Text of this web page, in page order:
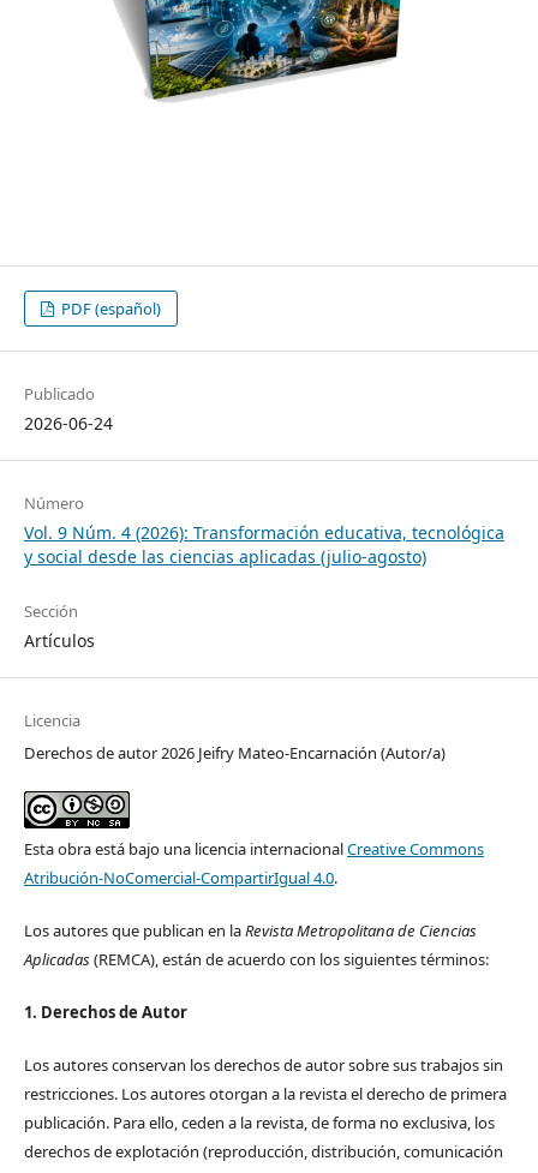
PDF (español)
Publicado
2026-06-24
Número
Vol. 9 Núm. 4 (2026): Transformación educativa, tecnológica
y social desde las ciencias aplicadas (julio-agosto)
Sección
Artículos
Licencia
Derechos de autor 2026 Jeifry Mateo-Encarnación (Autor/a)
Esta obra está bajo una licencia internacionalCreative Commons
Atribución-NoComercial-CompartirIgual 4.0.
Los autores que publican en laRevista Metropolitana de Ciencias
Aplicadas(REMCA), están de acuerdo con los siguientes términos:
1. Derechos de Autor
Los autores conservan los derechos de autor sobre sus trabajos sin
restricciones. Los autores otorgan a la revista el derecho de primera
publicación. Para ello, ceden a la revista, de forma no exclusiva, los
derechos de explotación (reproducción, distribución, comunicación